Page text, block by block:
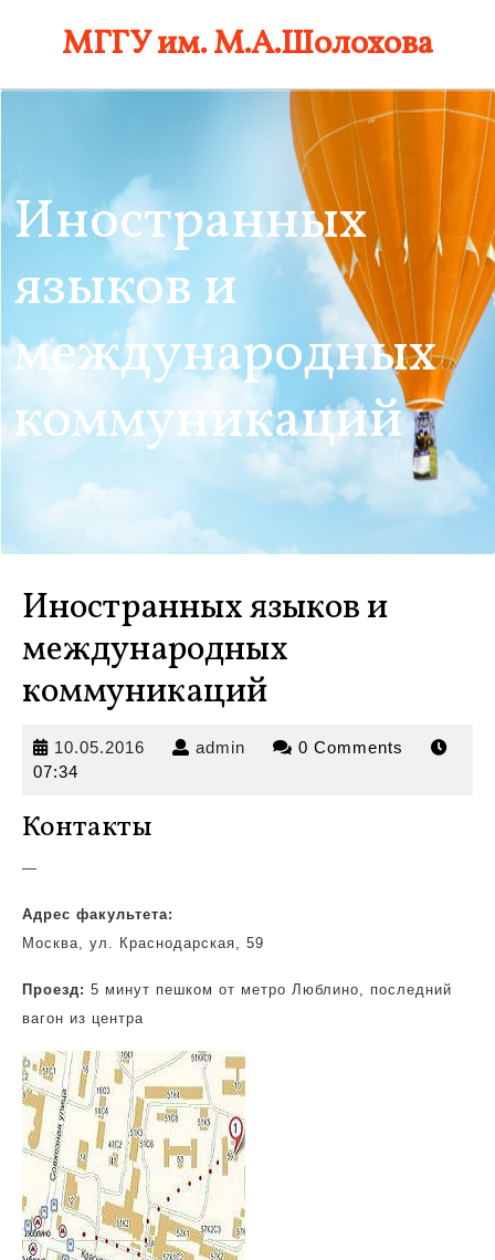
МГГУ им. М.А.Шолохова
Иностранных
языков и
международных
коммуникаций
Иностранных языков и
международных
коммуникаций
10.05.2016 10.05.2016
admin admin 0 Comments
07:34
Контакты
—
Адрес факультета:
Москва, ул. Краснодарская, 59
Проезд: 5 минут пешком от метро Люблино, последний
вагон из центра